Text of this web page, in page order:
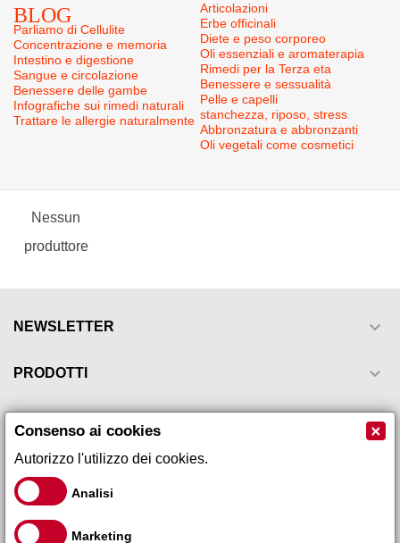
BLOG
Parliamo di Cellulite
Concentrazione e memoria
Intestino e digestione
Sangue e circolazione
Benessere delle gambe
Infografiche sui rimedi naturali
Trattare le allergie naturalmente
Articolazioni
Erbe officinali
Diete e peso corporeo
Oli essenziali e aromaterapia
Rimedi per la Terza eta
Benessere e sessualità
Pelle e capelli
stanchezza, riposo, stress
Abbronzatura e abbronzanti
Oli vegetali come cosmetici
Nessun
produttore
NEWSLETTER 
PRODOTTI 

IL TUO ACCOUNT
Consenso ai cookies ×
Autorizzo l'utilizzo dei cookies.
Analisi
Marketing